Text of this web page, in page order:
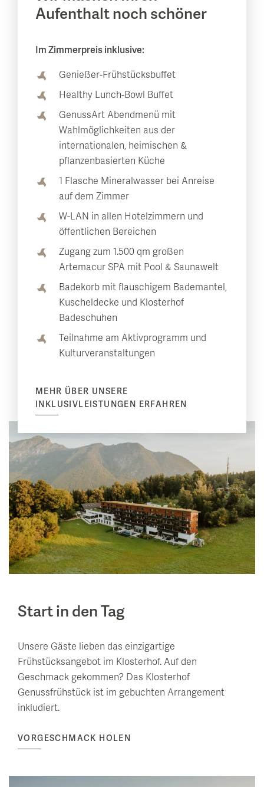
Aufenthalt noch schöner
Im Zimmerpreis inklusive:
Genießer-Frühstücksbuffet
Healthy Lunch-Bowl Buffet
GenussArt Abendmenü mit
Wahlmöglichkeiten aus der
internationalen, heimischen &
pflanzenbasierten Küche
1 Flasche Mineralwasser bei Anreise
auf dem Zimmer
W-LAN in allen Hotelzimmern und
öffentlichen Bereichen
Zugang zum 1.500 qm großen
Artemacur SPA mit Pool & Saunawelt
Badekorb mit flauschigem Bademantel,
Kuscheldecke und Klosterhof
Badeschuhen
Teilnahme am Aktivprogramm und
Kulturveranstaltungen
MEHR ÜBER UNSERE
INKLUSIVLEISTUNGEN ERFAHREN
Start in den Tag
Unsere Gäste lieben das einzigartige
Frühstücksangebot im Klosterhof. Auf den
Geschmack gekommen? Das Klosterhof
Genussfrühstück ist im gebuchten Arrangement
inkludiert.
VORGESCHMACK HOLEN